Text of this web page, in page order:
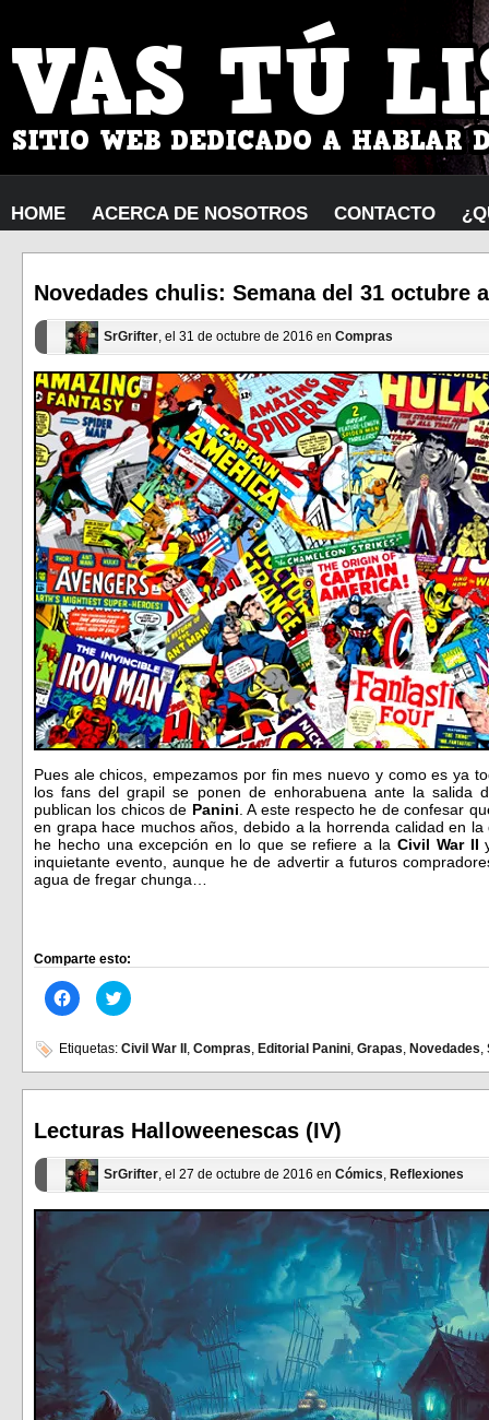
HOME ACERCA DE NOSOTROS CONTACTO
Novedades chulis: Semana del 31 octubre
SrGrifter, el 31 de octubre de 2016 en Compras
Pues ale chicos, empezamos por fin mes nuevo y como es ya
los fans del grapil se ponen de enhorabuena ante la salida
publican los chicos de Panini. A este respecto he de confesar
en grapa hace muchos años, debido a la horrenda calidad en
he hecho una excepción en lo que se refiere a la Civil War II
inquietante evento, aunque he de advertir a futuros
agua de fregar chunga…
Comparte esto:
Haz
clic
en
Facebook
(Se
abre
ventana
nueva)
Haz
clic
en
(Se
abre
ventana
nueva)
Etiquetas: Civil War II , Compras, Editorial Panini, Grapas, Novedades,
Lecturas Halloweenescas (IV)
SrGrifter, el 27 de octubre de 2016 en Cómics, Reflexiones